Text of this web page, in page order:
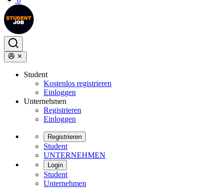
Student
Kostenlos registrieren
Einloggen
Unternehmen
Registrieren
Einloggen
Registrieren
Student
UNTERNEHMEN
Login
Student
Unternehmen